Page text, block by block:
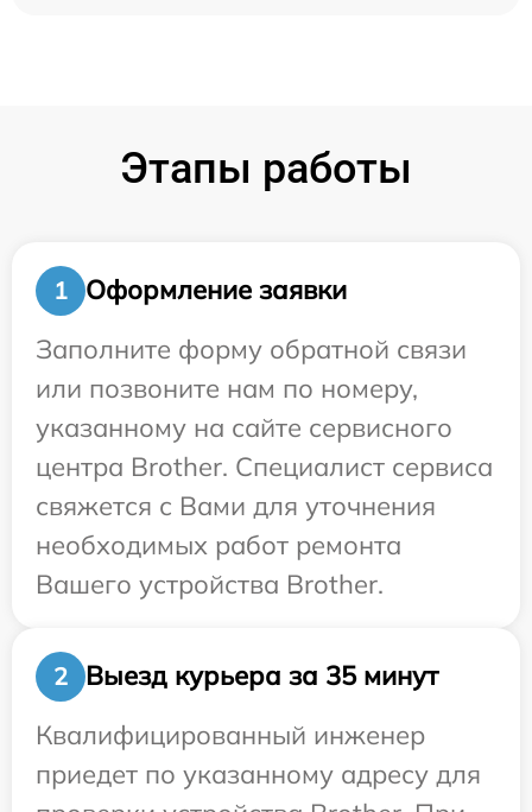
Этапы работы
1
Оформление заявки
Заполните форму обратной связи
или позвоните нам по номеру,
указанному на сайте сервисного
центра Brother. Специалист сервиса
свяжется с Вами для уточнения
необходимых работ ремонта
Вашего устройства Brother.
2
Выезд курьера за 35 минут
Квалифицированный инженер
приедет по указанному адресу для